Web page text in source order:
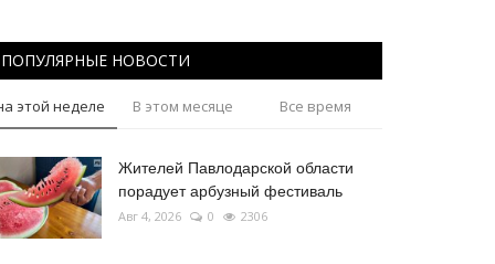
ПОПУЛЯРНЫЕ НОВОСТИ
этой неделе В этом месяце Все время
Жителей Павлодарской области
порадует арбузный фестиваль
Авг 4, 2026 0 2306